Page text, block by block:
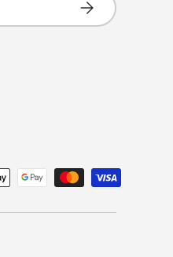
Pieteikties